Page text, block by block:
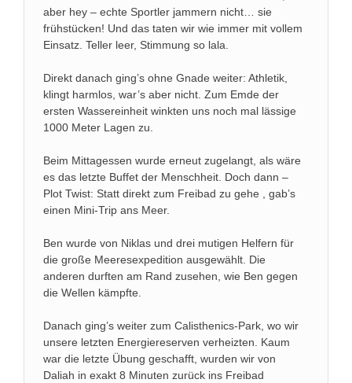
aber hey – echte Sportler jammern nicht… sie
frühstücken! Und das taten wir wie immer mit vollem
Einsatz. Teller leer, Stimmung so lala.
Direkt danach ging’s ohne Gnade weiter: Athletik,
klingt harmlos, war’s aber nicht. Zum Emde der
ersten Wassereinheit winkten uns noch mal lässige
1000 Meter Lagen zu.
Beim Mittagessen wurde erneut zugelangt, als wäre
es das letzte Buffet der Menschheit. Doch dann –
Plot Twist: Statt direkt zum Freibad zu gehe , gab’s
einen Mini-Trip ans Meer.
Ben wurde von Niklas und drei mutigen Helfern für
die große Meeresexpedition ausgewählt. Die
anderen durften am Rand zusehen, wie Ben gegen
die Wellen kämpfte.
Danach ging’s weiter zum Calisthenics-Park, wo wir
unsere letzten Energiereserven verheizten. Kaum
war die letzte Übung geschafft, wurden wir von
Daliah in exakt 8 Minuten zurück ins Freibad